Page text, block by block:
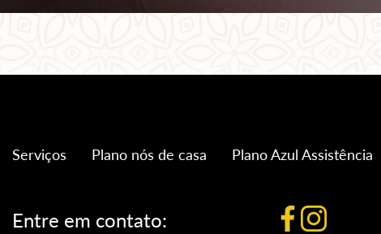
Serviços Plano nós de casa Plano Azul Assistência
Entre em contato: